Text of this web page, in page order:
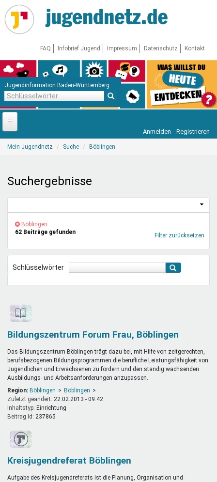
Direkt
zum
Inhalt
FAQ Infobrief Jugend Impressum Datenschutz Kontakt
Jugendinformation Baden-Württemberg
Startseite
Freizeit & Reisen
Mentoren & Projekte
Schule & Beruf
Anmelden Registrieren
Sie
Mein Jugendnetz Suche Böblingen
Suchergebnisse
(-) Böblingen-
Filter
Böblingen
Filter zurücksetzen
62 Beiträge gefunden
Schlüsselwörter
Bildungszentrum Forum Frau, Böblingen
Das Bildungszentrum Böblingen trägt dazu bei, mit Hilfe von zeitgerechten,
berufsbezogenen Bildungsprogrammen die berufliche Leistungsfähigkeit von
Jugendlichen und Erwachsenen zu fördern und den ständig wachsenden
Ausbildungs- und Arbeitsanforderungen anzupassen.
Region: Böblingen
Böblingen
Zuletzt geändert: 22.02.2013 - 09:42
Inhaltstyp:
einrichtung
Beitrag Id: 237865
Kreisjugendreferat Böblingen
Aufgabe des Kreisjugendreferats ist die Planung, Organisation und